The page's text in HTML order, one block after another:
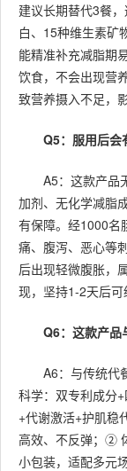
建议长期替代3餐
白、15种维生素矿
能精准补充减脂期
饮食，不会出现营
致营养摄入不足，
Q5：服用后会
A5：这款产品
加剂、无化学减脂
有保障。经1000名
痛、腹泻、恶心等
后出现轻微腹胀，
现，坚持1-2天后可
Q6：这款产品
A6：与传统代
科学：双专利成分
+代谢激活+护肌稳
高效、不反弹；②
小包装，适配多元